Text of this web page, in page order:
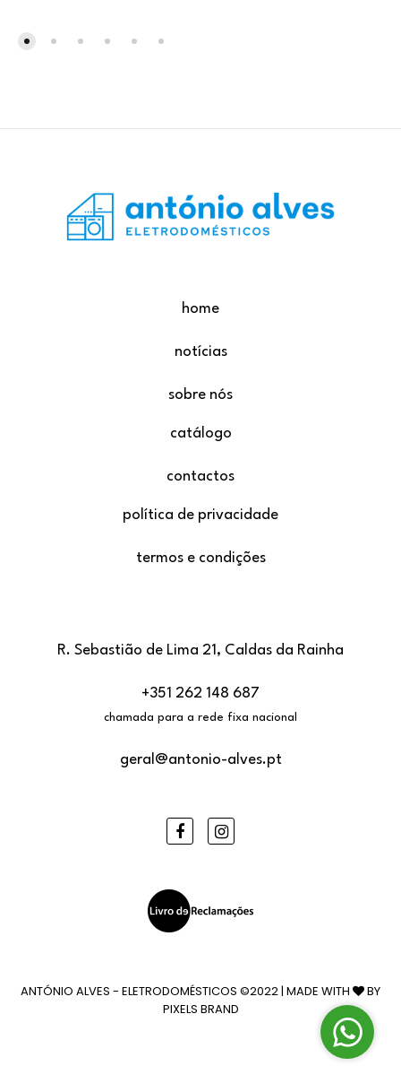
home
notícias
sobre nós
catálogo
contactos
política de privacidade
termos e condições
R. Sebastião de Lima 21, Caldas da Rainha
+351 262 148 687
chamada para a rede fixa nacional
geral@antonio-alves.pt
FacebookInstagram
ANTÓNIO ALVES - ELETRODOMÉSTICOS ©2022 | MADE WITH
BY
PIXELS BRAND